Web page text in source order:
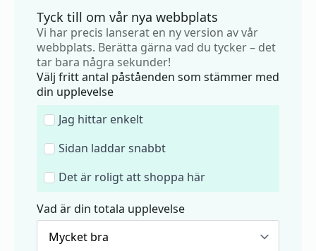
Tyck till om vår nya webbplats
Vi har precis lanserat en ny version av vår
webbplats. Berätta gärna vad du tycker – det
tar bara några sekunder!
Välj fritt antal påståenden som stämmer med
din upplevelse
Jag hittar enkelt
Sidan laddar snabbt
Det är roligt att shoppa här
Vad är din totala upplevelse